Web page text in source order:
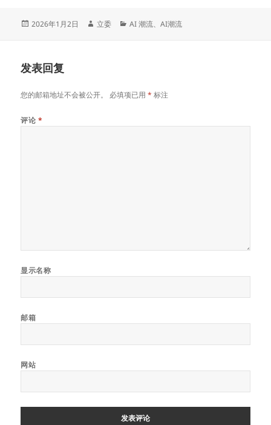
发
2026年1月2日
作
立委
分
AI 潮流、AI潮流
发表回复
您的邮箱地址不会被公开。 必填项已用* 标注
评论 *
显示名称
邮箱
网站